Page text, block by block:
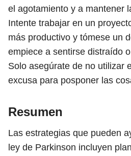
el agotamiento y a mantener
Intente trabajar en un
más productivo y tómese un
empiece a sentirse distraído
Solo asegúrate de no utilizar
excusa para posponer las
Resumen
Las estrategias que pueden
ley de Parkinson incluyen